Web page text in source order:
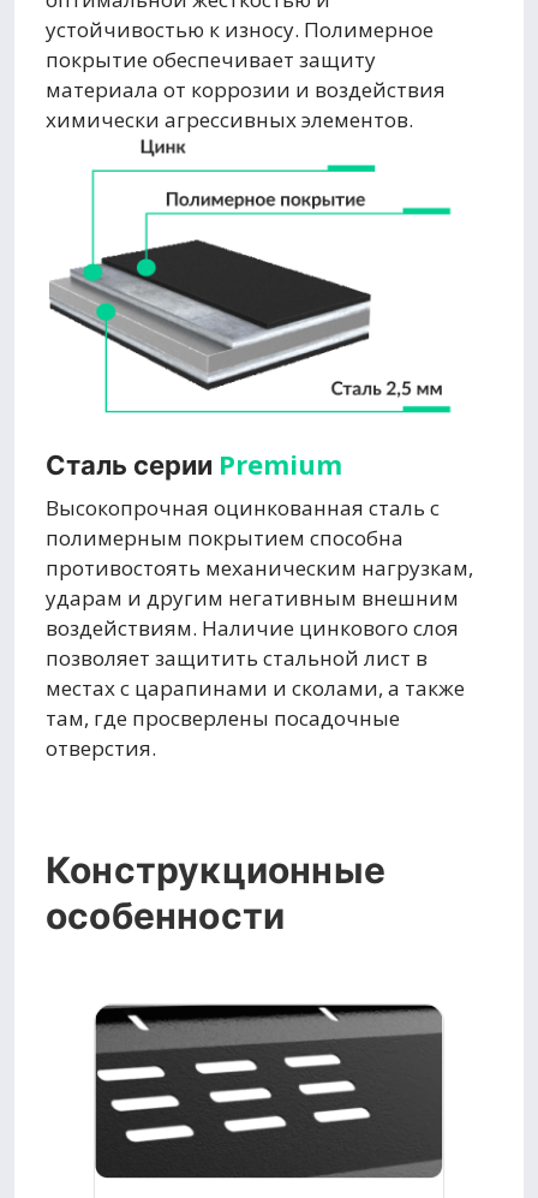
устойчивостью к износу. Полимерное
покрытие обеспечивает защиту
материала от коррозии и воздействия
химически агрессивных элементов.
Сталь серии Premium
Высокопрочная оцинкованная сталь с
полимерным покрытием способна
противостоять механическим нагрузкам,
ударам и другим негативным внешним
воздействиям. Наличие цинкового слоя
позволяет защитить стальной лист в
местах с царапинами и сколами, а также
там, где просверлены посадочные
отверстия.
Конструкционные
особенности